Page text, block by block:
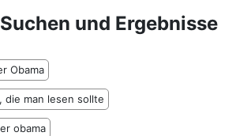
und Ergebnisse
Obama
die man lesen sollte
obama